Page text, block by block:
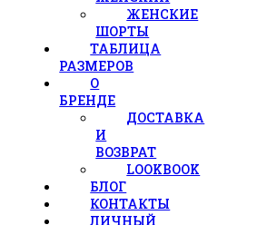
ЖЕНСКИЕ
ШОРТЫ
ТАБЛИЦА
РАЗМЕРОВ
О
БРЕНДЕ
ДОСТАВКА
И
ВОЗВРАТ
LOOKBOOK
БЛОГ
КОНТАКТЫ
ЛИЧНЫЙ